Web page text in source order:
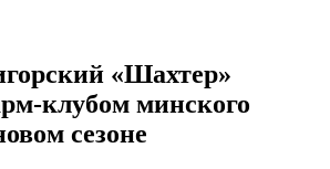
«Шахтер»
клубом минского
сезоне